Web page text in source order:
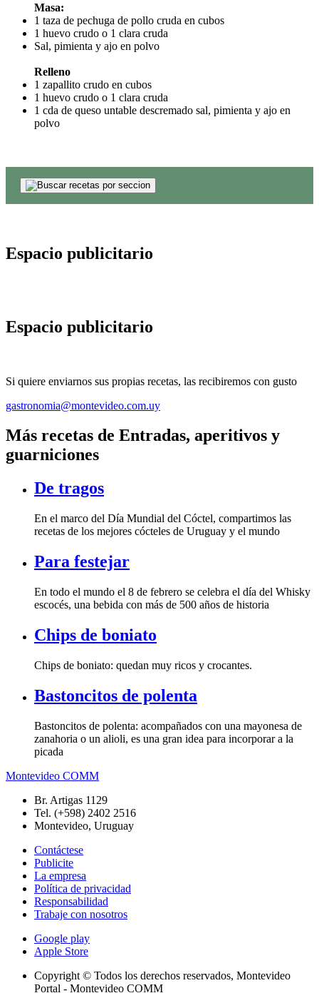
Masa:
1 taza de pechuga de pollo cruda en cubos
1 huevo crudo o 1 clara cruda
Sal, pimienta y ajo en polvo
Relleno
1 zapallito crudo en cubos
1 huevo crudo o 1 clara cruda
1 cda de queso untable descremado sal, pimienta y ajo en
polvo
Espacio publicitario
Espacio publicitario
Si quiere enviarnos sus propias recetas, las recibiremos con gusto
gastronomia@montevideo.com.uy
Más recetas de Entradas, aperitivos y
guarniciones
De tragos
En el marco del Día Mundial del Cóctel, compartimos las
recetas de los mejores cócteles de Uruguay y el mundo
Para festejar
En todo el mundo el 8 de febrero se celebra el día del Whisky
escocés, una bebida con más de 500 años de historia
Chips de boniato
Chips de boniato: quedan muy ricos y crocantes.
Bastoncitos de polenta
Bastoncitos de polenta: acompañados con una mayonesa de
zanahoria o un alioli, es una gran idea para incorporar a la
picada
Montevideo COMM
Br. Artigas 1129
Tel. (+598) 2402 2516
Montevideo, Uruguay
Contáctese
Publicite
La empresa
Política de privacidad
Responsabilidad
Trabaje con nosotros
Google play
Apple Store
Copyright © Todos los derechos reservados, Montevideo
Portal - Montevideo COMM